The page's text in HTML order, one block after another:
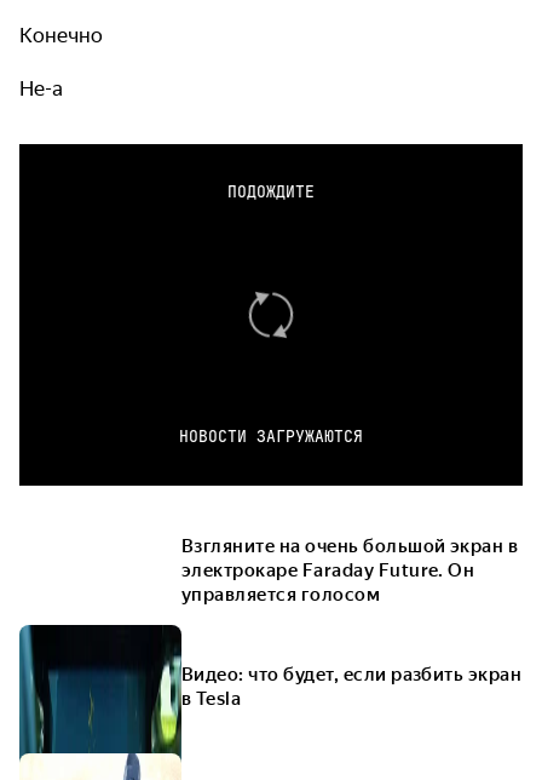
Конечно
Не-а
ПОДОЖДИТЕ
НОВОСТИ ЗАГРУЖАЮТСЯ
Взгляните на очень большой экран в
электрокаре Faraday Future. Он
управляется голосом
Видео: что будет, если разбить экран
в Tesla